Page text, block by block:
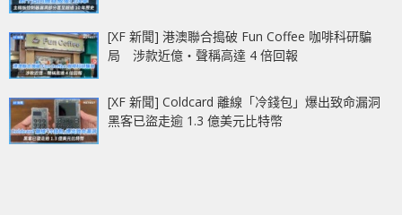
[XF 新聞] 港澳聯合搗破 Fun Coffee 咖啡科研騙
局 涉款近億‧聲稱高達 4 倍回報
[XF 新聞] Coldcard 離線「冷錢包」爆出致命漏洞
黑客已盜走逾 1.3 億美元比特幣